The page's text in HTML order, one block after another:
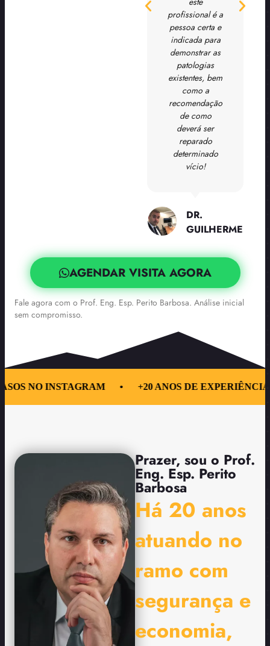
profissional é a
pessoa certa e
indicada para
demonstrar as
patologias
existentes, bem
como a
recomendação
de como
deverá ser
reparado
determinado
vício!
DR.
GUILHERME
AGENDAR VISITA AGORA
Fale agora com o Prof. Eng. Esp. Perito Barbosa. Análise inicial
sem compromisso.
INSTAGRAM • +20 ANOS DE EXPERIÊNCIA •
Prazer, sou o Prof.
Eng. Esp. Perito
Barbosa
Há 20 anos
atuando no
ramo com
segurança e
economia,